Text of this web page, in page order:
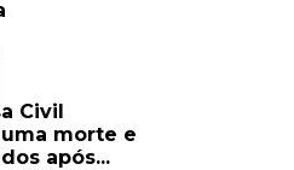
Civil
morte e
após...